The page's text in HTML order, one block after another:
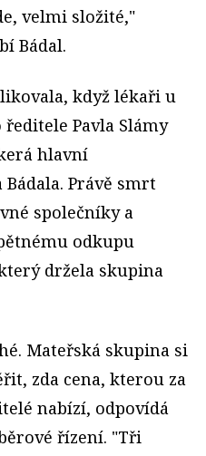
velmi složité,"
Bádal.
když lékaři u
Pavla Slámy
hlavní
Právě smrt
společníky a
odkupu
držela skupina
Mateřská skupina si
zda cena, kterou za
nabízí, odpovídá
řízení. "Tři